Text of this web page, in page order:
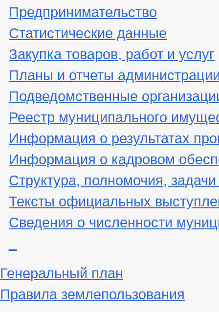
Предпринимательство
Статистические данные
Закупка товаров, работ и услуг
Планы и отчеты
Подведомственные
Реестр муниципального
Информация о результатах
Информация о кадровом
Структура, полномочия,
Тексты официальных
Сведения о численности
Генеральный план
Правила землепользования